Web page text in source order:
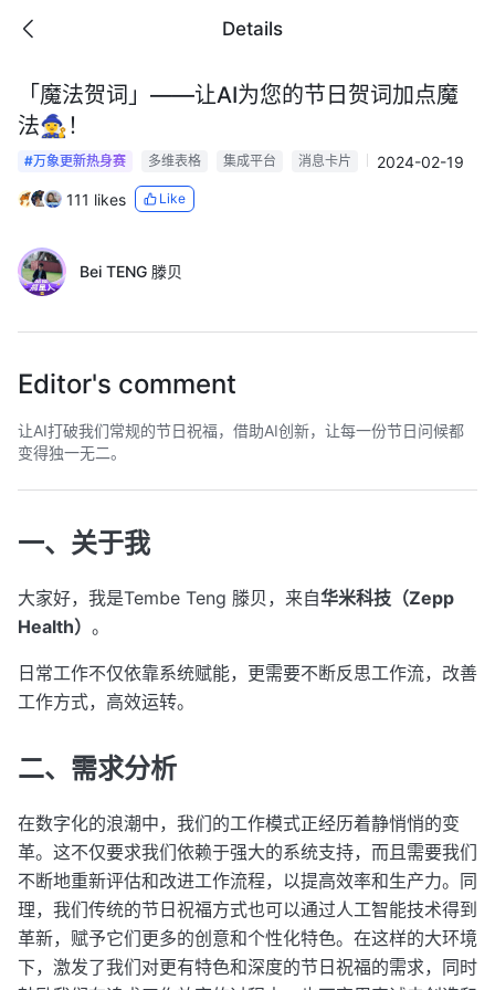
Details
「魔法贺词」——让AI为您的节日贺词加点魔
法🧙‍♀️！
#万象更新热身赛 多维表格 集成平台 消息卡片
2024-02-19
111 likes
Like
Bei TENG 滕贝
Editor's comment
让AI打破我们常规的节日祝福，借助AI创新，让每一份节日问候都
变得独一无二。
一、关于我
大家好，我是Tembe Teng 滕贝，来自华米科技（Zepp
Health） 。
日常工作不仅依靠系统赋能，更需要不断反思工作流，改善
工作方式，高效运转。
二、需求分析
在数字化的浪潮中，我们的工作模式正经历着静悄悄的变
革。这不仅要求我们依赖于强大的系统支持，而且需要我们
不断地重新评估和改进工作流程，以提高效率和生产力。同
理，我们传统的节日祝福方式也可以通过人工智能技术得到
革新，赋予它们更多的创意和个性化特色。在这样的大环境
下，激发了我们对更有特色和深度的节日祝福的需求，同时